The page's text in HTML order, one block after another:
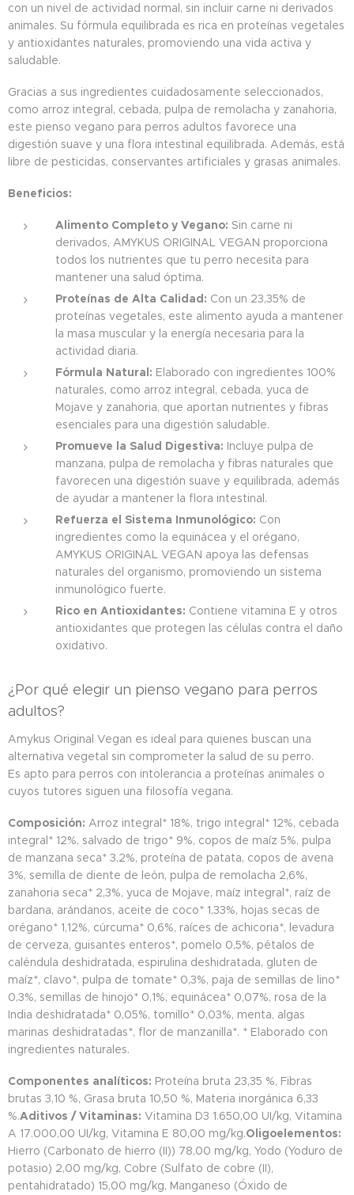
con un nivel de actividad normal, sin incluir carne ni derivados
animales. Su fórmula equilibrada es rica en proteínas vegetales
y antioxidantes naturales, promoviendo una vida activa y
saludable.
Gracias a sus ingredientes cuidadosamente seleccionados,
como arroz integral, cebada, pulpa de remolacha y zanahoria,
este pienso vegano para perros adultos favorece una
digestión suave y una flora intestinal equilibrada. Además, está
libre de pesticidas, conservantes artificiales y grasas animales.
Beneficios:
Alimento Completo y Vegano: Sin carne ni
derivados, AMYKUS ORIGINAL VEGAN proporciona
todos los nutrientes que tu perro necesita para
mantener una salud óptima.
Proteínas de Alta Calidad: Con un 23,35% de
proteínas vegetales, este alimento ayuda a mantener
la masa muscular y la energía necesaria para la
actividad diaria.
Fórmula Natural: Elaborado con ingredientes 100%
naturales, como arroz integral, cebada, yuca de
Mojave y zanahoria, que aportan nutrientes y fibras
esenciales para una digestión saludable.
Promueve la Salud Digestiva: Incluye pulpa de
manzana, pulpa de remolacha y fibras naturales que
favorecen una digestión suave y equilibrada, además
de ayudar a mantener la flora intestinal.
Refuerza el Sistema Inmunológico: Con
ingredientes como la equinácea y el orégano,
AMYKUS ORIGINAL VEGAN apoya las defensas
naturales del organismo, promoviendo un sistema
inmunológico fuerte.
Rico en Antioxidantes: Contiene vitamina E y otros
antioxidantes que protegen las células contra el daño
oxidativo.
¿Por qué elegir un pienso vegano para perros
adultos?
Amykus Original Vegan es ideal para quienes buscan una
alternativa vegetal sin comprometer la salud de su perro.
Es apto para perros con intolerancia a proteínas animales o
cuyos tutores siguen una filosofía vegana.
Composición: Arroz integral* 18%, trigo integral* 12%, cebada
integral* 12%, salvado de trigo* 9%, copos de maíz 5%, pulpa
de manzana seca* 3,2%, proteína de patata, copos de avena
3%, semilla de diente de león, pulpa de remolacha 2,6%,
zanahoria seca* 2,3%, yuca de Mojave, maíz integral*, raíz de
bardana, arándanos, aceite de coco* 1,33%, hojas secas de
orégano* 1,12%, cúrcuma* 0,6%, raíces de achicoria*, levadura
de cerveza, guisantes enteros*, pomelo 0,5%, pétalos de
caléndula deshidratada, espirulina deshidratada, gluten de
maíz*, clavo*, pulpa de tomate* 0,3%, paja de semillas de lino*
0,3%, semillas de hinojo* 0,1%, equinácea* 0,07%, rosa de la
India deshidratada* 0,05%, tomillo* 0,03%, menta, algas
marinas deshidratadas*, flor de manzanilla*. * Elaborado con
ingredientes naturales.
Componentes analíticos: Proteína bruta 23,35 %, Fibras
brutas 3,10 %, Grasa bruta 10,50 %, Materia inorgánica 6,33
%.Aditivos / Vitaminas: Vitamina D3 1.650,00 UI/kg, Vitamina
A 17.000,00 UI/kg, Vitamina E 80,00 mg/kg.Oligoelementos:
Hierro (Carbonato de hierro (II)) 78,00 mg/kg, Yodo (Yoduro de
potasio) 2,00 mg/kg, Cobre (Sulfato de cobre (II),
pentahidratado) 15,00 mg/kg, Manganeso (Óxido de